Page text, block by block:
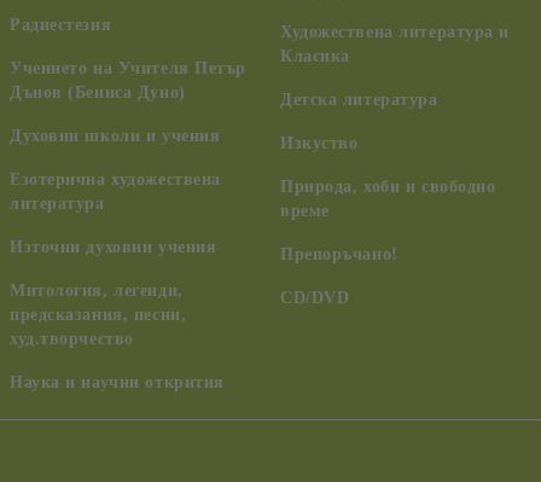
Радиестезия
Учението на Учителя Петър
Дънов (Беинса Дуно)
Духовни школи и учения
Езотерична художествена
литература
Източни духовни учения
Митология, легенди,
предсказания, песни,
худ.творчество
Наука и научни открития
Художествена литература и
Класика
Детска литература
Изкуство
Природа, хоби и свободно
време
Препоръчано!
CD/DVD